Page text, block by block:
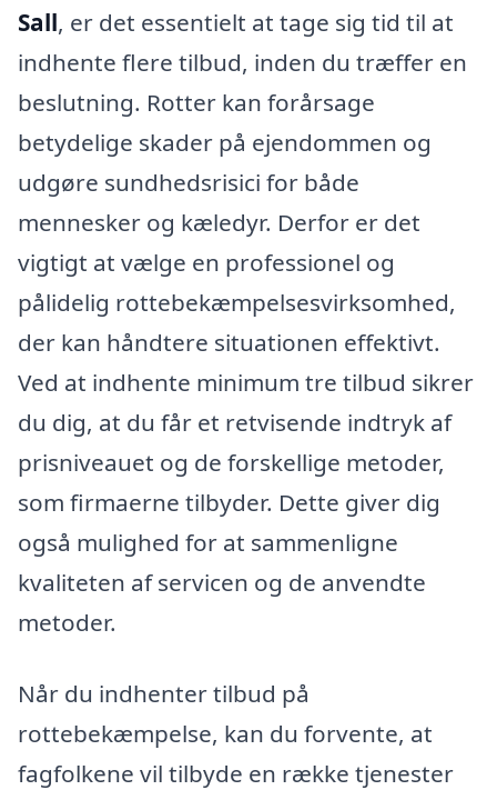
Sall, er det essentielt at tage sig tid til at
indhente flere tilbud, inden du træffer en
beslutning. Rotter kan forårsage
betydelige skader på ejendommen og
udgøre sundhedsrisici for både
mennesker og kæledyr. Derfor er det
vigtigt at vælge en professionel og
pålidelig rottebekæmpelsesvirksomhed,
der kan håndtere situationen effektivt.
Ved at indhente minimum tre tilbud sikrer
du dig, at du får et retvisende indtryk af
prisniveauet og de forskellige metoder,
som firmaerne tilbyder. Dette giver dig
også mulighed for at sammenligne
kvaliteten af servicen og de anvendte
metoder.
Når du indhenter tilbud på
rottebekæmpelse, kan du forvente, at
fagfolkene vil tilbyde en række tjenester